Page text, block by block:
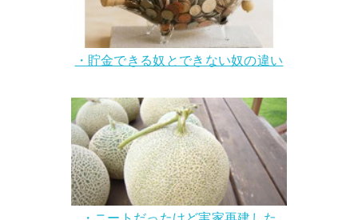
・貯金できる奴とできない奴の違い